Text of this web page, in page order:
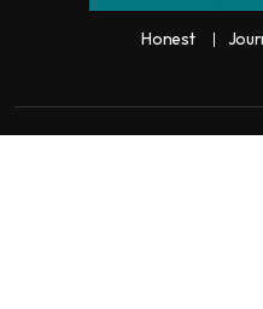
Honest